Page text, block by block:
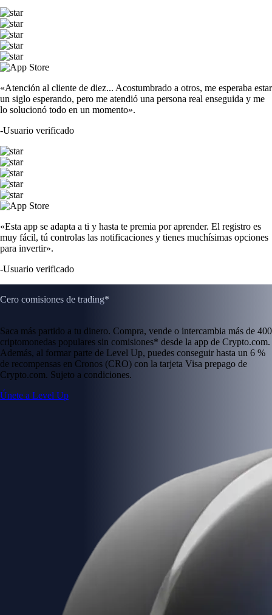
«Atención al cliente de diez... Acostumbrado a otros, me esperaba estar
un siglo esperando, pero me atendió una persona real enseguida y me
lo solucionó todo en un momento».
-Usuario verificado
«Esta app se adapta a ti y hasta te premia por aprender. El registro es
muy fácil, tú controlas las notificaciones y tienes muchísimas opciones
para invertir».
-Usuario verificado
Cero comisiones de trading*
Saca más partido a tu dinero. Compra, vende o intercambia más de 400
criptomonedas populares sin comisiones* desde la app de Crypto.com.
Además, al formar parte de Level Up, puedes conseguir hasta un 6 %
de recompensas en Cronos (CRO) con la tarjeta Visa prepago de
Crypto.com. Sujeto a condiciones.
Únete a Level Up